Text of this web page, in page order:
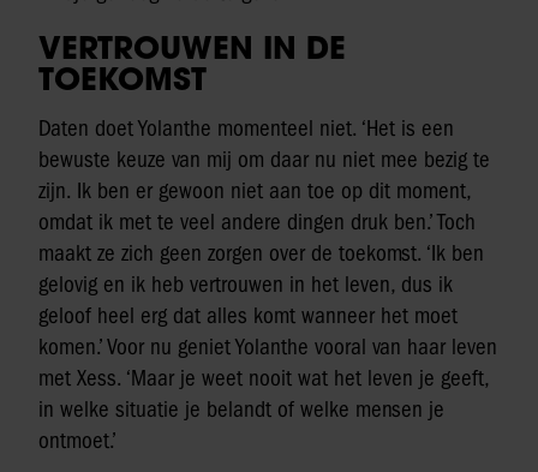
VERTROUWEN IN DE
TOEKOMST
Daten doet Yolanthe momenteel niet. ‘Het is een
bewuste keuze van mij om daar nu niet mee bezig te
zijn. Ik ben er gewoon niet aan toe op dit moment,
omdat ik met te veel andere dingen druk ben.’ Toch
maakt ze zich geen zorgen over de toekomst. ‘Ik ben
gelovig en ik heb vertrouwen in het leven, dus ik
geloof heel erg dat alles komt wanneer het moet
komen.’ Voor nu geniet Yolanthe vooral van haar leven
met Xess. ‘Maar je weet nooit wat het leven je geeft,
in welke situatie je belandt of welke mensen je
ontmoet.’